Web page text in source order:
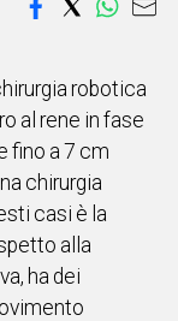
robotica
al rene in fase
fino a 7 cm
chirurgia
casi è la
alla
ha dei